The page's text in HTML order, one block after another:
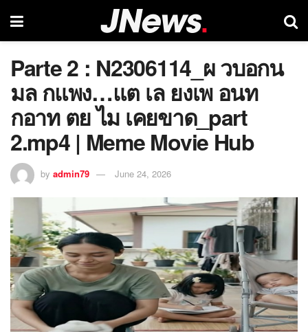
Parte 2 : N2306114_ผ วบอกน
มล กแพง…แต เล ยงเพ อนท
กอาท ตย ไม เคยขาด_part
2.mp4 | Meme Movie Hub
by admin79 June 24, 2026